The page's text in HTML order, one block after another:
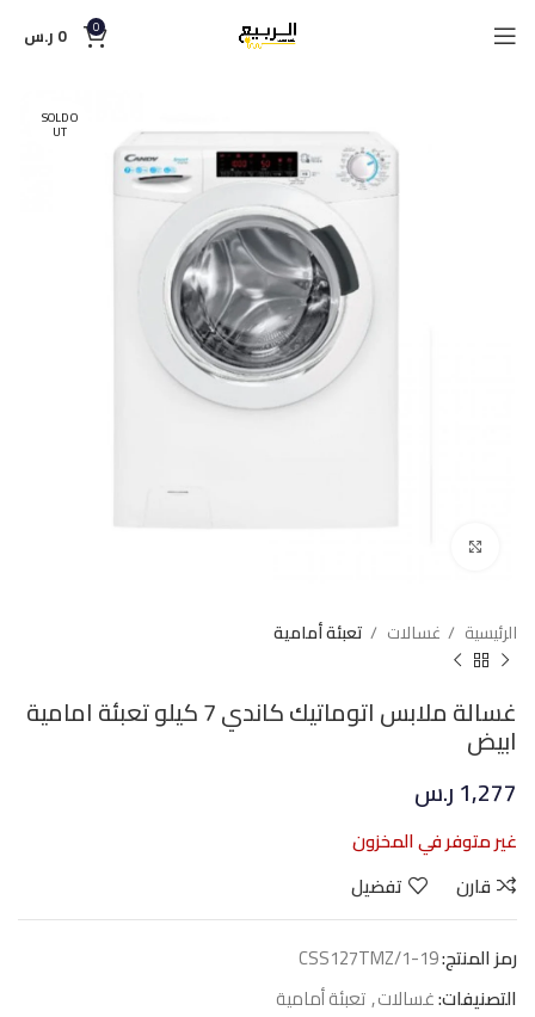
0
0 ر.س
SOLD O
UT
الرئيسية غسالات تعبئة أمامية
غسالة ملابس اتوماتيك كاندي 7 كيلو تعبئة امامية
ابيض
1,277ر.س
غير متوفر في المخزون
قارن
تفضيل
رمز المنتج:CSS127TMZ/1-19
التصنيفات:غسالات,تعبئة أمامية